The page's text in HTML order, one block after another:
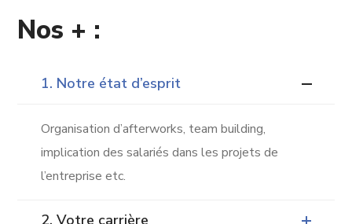
Nos + :
1. Notre état d’esprit
Organisation d’afterworks, team building,
implication des salariés dans les projets de
l’entreprise etc.
2. Votre carrière